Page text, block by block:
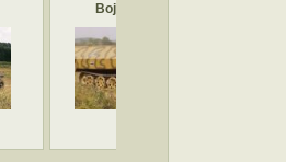
Boje na Hronu